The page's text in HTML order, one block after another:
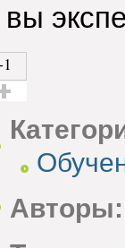
Авторы: